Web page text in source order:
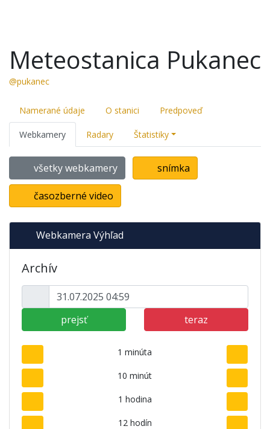
Meteostanica Pukanec
@pukanec
Namerané údaje O stanici Predpoveď
Webkamery Radary Štatistiky
všetky webkamery snímka
časozberné video
Webkamera Výhľad
Archív
prejsť teraz
1 minúta
10 minút
1 hodina
12 hodín